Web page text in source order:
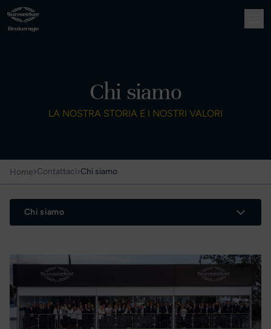
Chi siamo
LA NOSTRA STORIA E I NOSTRI VALORI
Home›Contattaci›Chi siamo
Chi siamo